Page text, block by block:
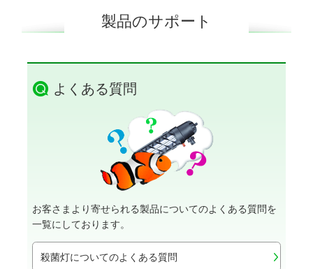
製品のサポート
よくある質問
お客さまより寄せられる製品についてのよくある質問を
一覧にしております。
殺菌灯についてのよくある質問